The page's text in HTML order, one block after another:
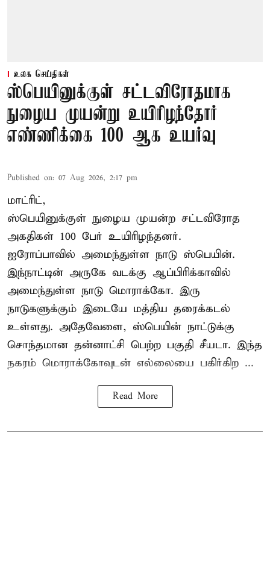
உலக செய்திகள்
ஸ்பெயினுக்குள் சட்டவிரோதமாக
நுழைய முயன்று உயிரிழந்தோர்
எண்ணிக்கை 100 ஆக உயர்வு
Published on: 07 Aug 2026, 2:17 pm
மாட்ரிட்,
ஸ்பெயினுக்குள் நுழைய முயன்ற சட்டவிரோத
அகதிகள் 100 பேர் உயிரிழந்தனர்.
ஐரோப்பாவில் அமைந்துள்ள நாடு ஸ்பெயின்.
இந்நாட்டின் அருகே வடக்கு ஆப்பிரிக்காவில்
அமைந்துள்ள நாடு மொராக்கோ. இரு
நாடுகளுக்கும் இடையே மத்திய தரைக்கடல்
உள்ளது. அதேவேளை, ஸ்பெயின் நாட்டுக்கு
சொந்தமான தன்னாட்சி பெற்ற பகுதி சீயடா. இந்த
நகரம் மொராக்கோவுடன் எல்லையை பகிர்கிற ...
Read More